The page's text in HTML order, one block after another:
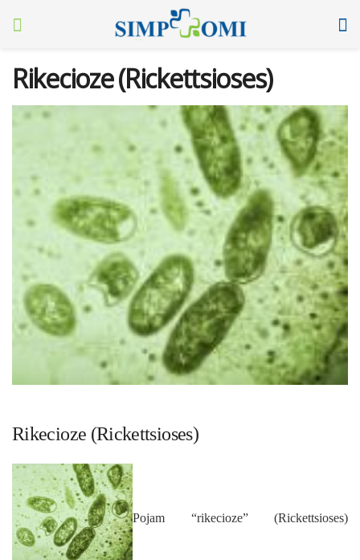
Rikecioze (Rickettsioses)
Rikecioze (Rickettsioses)
Pojam “rikecioze” (Rickettsioses)